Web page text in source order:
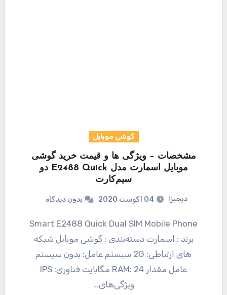
گوشی موبایل
مشخصات – ویژگی ها و قیمت خرید گوشی
موبایل اسمارت مدل E2488 Quick دو
سیم‌کارت
دیجیزا 04 آگوست 2020 بدون دیدگاه
Smart E2488 Quick Dual SIM Mobile Phone
برند : اسمارت دسته‌بندی : گوشی موبایل شبکه
های ارتباطی: 2G سیستم عامل: بدون سیستم
عامل مقدار RAM: 24 مگابایت فناوری: IPS
ویژگی‌های…